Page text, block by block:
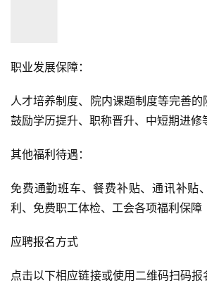
职业发展保障：
人才培养制度、院内课题制度等完善的
鼓励学历提升、职称晋升、中短期进修
其他福利待遇：
免费通勤班车、餐费补贴、通讯补贴
利、免费职工体检、工会各项福利保障
应聘报名方式
点击以下相应链接或使用二维码扫码